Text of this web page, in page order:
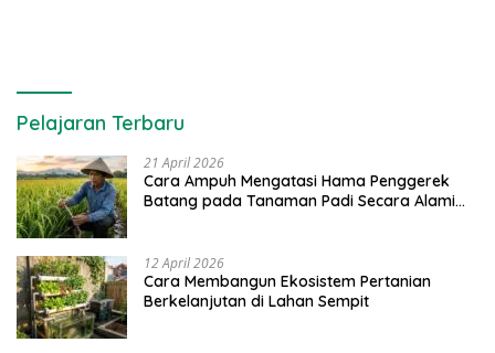
Pelajaran Terbaru
21 April 2026
Cara Ampuh Mengatasi Hama Penggerek
Batang pada Tanaman Padi Secara Alami
12 April 2026
Cara Membangun Ekosistem Pertanian
Berkelanjutan di Lahan Sempit